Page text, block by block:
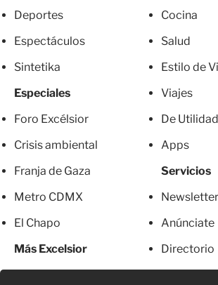
Deportes
Espectáculos
Sintetika
Especiales
Foro Excélsior
Crisis ambiental
Franja de Gaza
Metro CDMX
El Chapo
Más Excelsior
Cocina
Salud
Estilo de
Viajes
De Utilidad
Apps
Servicios
Newsletter
Anúnciate
Directorio